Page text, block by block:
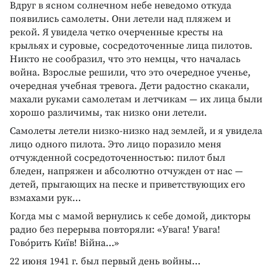
Вдруг в ясном солнечном небе неведомо откуда
появились самолеты. Они летели над пляжем и
рекой. Я увидела четко очерченные кресты на
крыльях и суровые, сосредоточенные лица пилотов.
Никто не сообразил, что это немцы, что началась
война. Взрослые решили, что это очередное ученье,
очередная учебная тревога. Дети радостно скакали,
махали руками самолетам и летчикам — их лица были
хорошо различимы, так низко они летели.
Самолеты летели низко-низко над землей, и я увидела
лицо одного пилота. Это лицо поразило меня
отчужденной сосредоточенностью: пилот был
бледен, напряжен и абсолютно отчужден от нас —
детей, прыгающих на песке и приветствующих его
взмахами рук…
Когда мы с мамой вернулись к себе домой, дикторы
радио без перерыва повторяли: «Увага! Увага!
Гово́рить Київ! Вiйна…»
22 июня 1941 г. был первый день войны…